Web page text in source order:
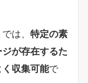
は、 特定の素
が存在するた
収集可能で